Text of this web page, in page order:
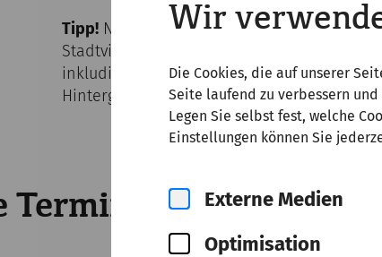
Wir
Die Cookies, die auf unserer
Seite laufend zu verbessern
Legen Sie selbst fest, welche
Einstellungen können Sie
Externe Medien
Optimisation
Tipp!Nutzen Sie Ihr Eintrittsticket, um
Stadtviertel auf eigene Faust zu erkunden.
inkludiert. Bei der "Großen
Hintergrundinformationen zur Entstehung